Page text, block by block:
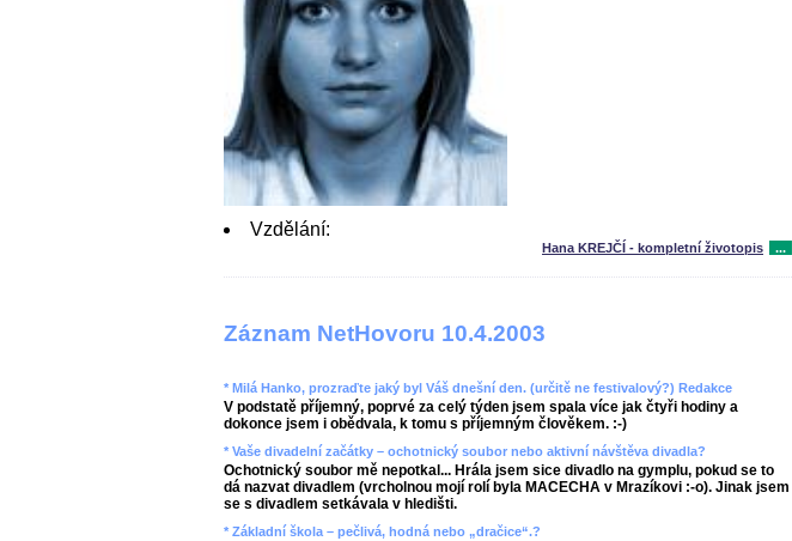
Vzdělání:
Hana KREJČÍ - kompletní životopis ...
Záznam NetHovoru 10.4.2003
* Milá Hanko, prozraďte jaký byl Váš dnešní den. (určitě ne festivalový?) Redakce
V podstatě příjemný, poprvé za celý týden jsem spala více jak čtyři hodiny a
dokonce jsem i obědvala, k tomu s příjemným člověkem. :-)
* Vaše divadelní začátky – ochotnický soubor nebo aktivní návštěva divadla?
Ochotnický soubor mě nepotkal... Hrála jsem sice divadlo na gymplu, pokud se to
dá nazvat divadlem (vrcholnou mojí rolí byla MACECHA v Mrazíkovi :-o). Jinak jsem
se s divadlem setkávala v hledišti.
* Základní škola – pečlivá, hodná nebo „dračice“.?